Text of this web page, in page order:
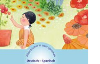
ISBN: 978-3-
19349602-7